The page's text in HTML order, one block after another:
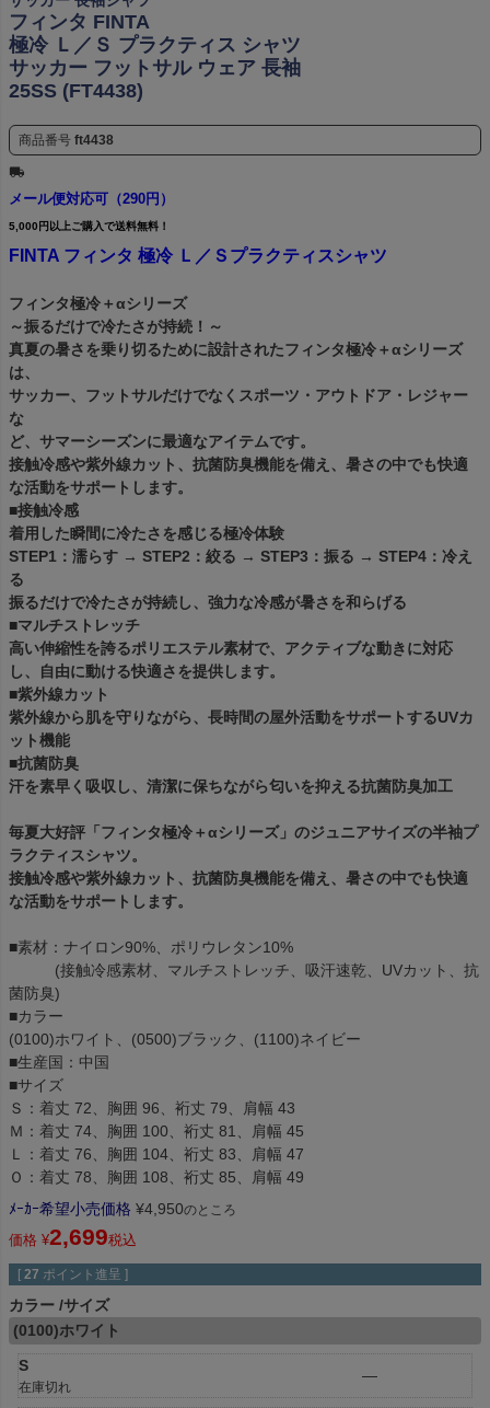
フィンタ FINTA
極冷 Ｌ／Ｓ プラクティス シャツ
サッカー フットサル ウェア 長袖
25SS (FT4438)
商品番号 ft4438
メール便対応可（290円）
5,000円以上ご購入で送料無料！
FINTA フィンタ 極冷 Ｌ／Ｓプラクティスシャツ
フィンタ極冷＋αシリーズ
～振るだけで冷たさが持続！～
真夏の暑さを乗り切るために設計されたフィンタ極冷＋αシリーズ
は、
サッカー、フットサルだけでなくスポーツ・アウトドア・レジャー
な
ど、サマーシーズンに最適なアイテムです。
接触冷感や紫外線カット、抗菌防臭機能を備え、暑さの中でも快適
な活動をサポートします。
■接触冷感
着用した瞬間に冷たさを感じる極冷体験
STEP1：濡らす → STEP2：絞る → STEP3：振る → STEP4：冷え
る
振るだけで冷たさが持続し、強力な冷感が暑さを和らげる
■マルチストレッチ
高い伸縮性を誇るポリエステル素材で、アクティブな動きに対応
し、自由に動ける快適さを提供します。
■紫外線カット
紫外線から肌を守りながら、長時間の屋外活動をサポートするUVカ
ット機能
■抗菌防臭
汗を素早く吸収し、清潔に保ちながら匂いを抑える抗菌防臭加工
毎夏大好評「フィンタ極冷＋αシリーズ」のジュニアサイズの半袖プ
ラクティスシャツ。
接触冷感や紫外線カット、抗菌防臭機能を備え、暑さの中でも快適
な活動をサポートします。
■素材：ナイロン90%、ポリウレタン10%
(接触冷感素材、マルチストレッチ、吸汗速乾、UVカット、抗
菌防臭)
■カラー
(0100)ホワイト、(0500)ブラック、(1100)ネイビー
■生産国：中国
■サイズ
Ｓ：着丈 72、胸囲 96、裄丈 79、肩幅 43
Ｍ：着丈 74、胸囲 100、裄丈 81、肩幅 45
Ｌ：着丈 76、胸囲 104、裄丈 83、肩幅 47
Ｏ：着丈 78、胸囲 108、裄丈 85、肩幅 49
ﾒｰｶｰ希望小売価格 ¥4,950のところ
価格 ¥2,699税込
[ 27 ポイント進呈 ]
カラー サイズ
(0100)ホワイト
S
在庫切れ
—